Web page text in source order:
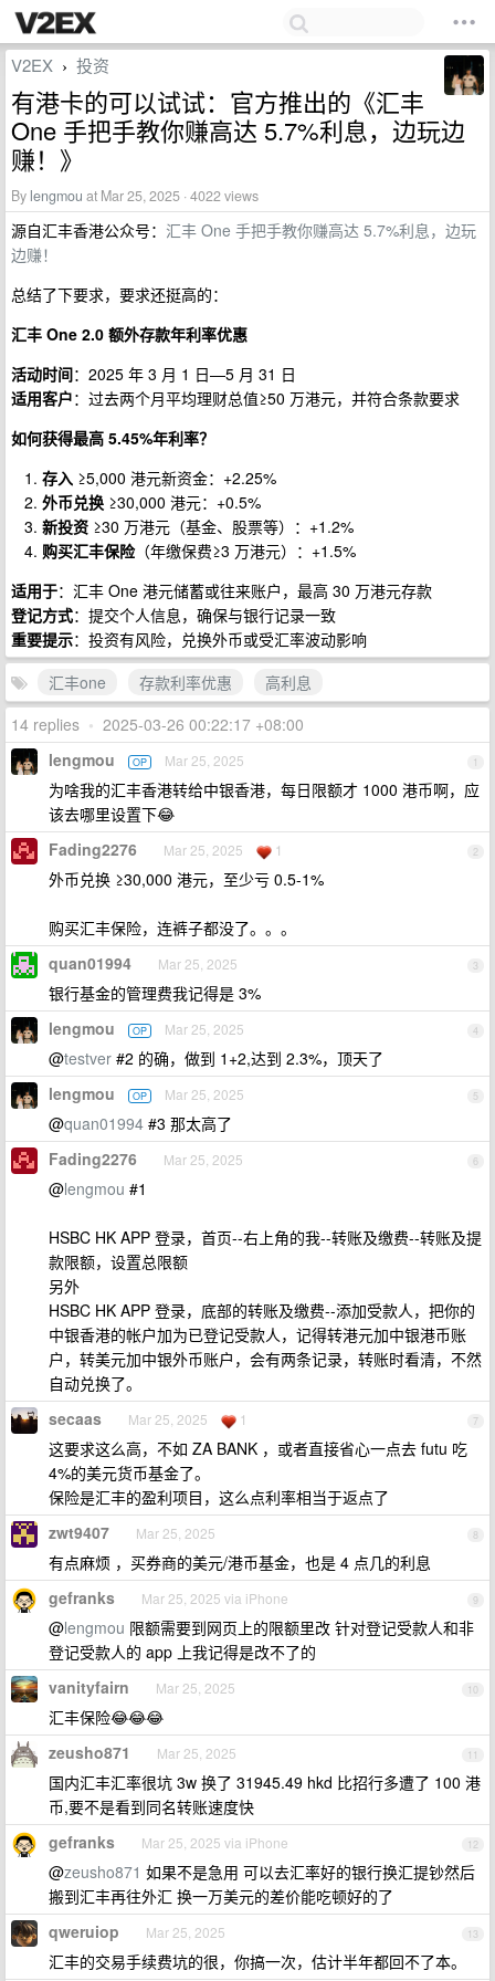
V2EX › 投资
有港卡的可以试试：官方推出的《汇丰
One 手把手教你赚高达 5.7%利息，边玩边
赚！》
By lengmou at Mar 25, 2025 · 4022 views
源自汇丰香港公众号： 汇丰 One 手把手教你赚高达 5.7%利息，边玩
边赚！
总结了下要求，要求还挺高的：
汇丰 One 2.0 额外存款年利率优惠
活动时间：2025 年 3 月 1 日—5 月 31 日
适用客户：过去两个月平均理财总值≥50 万港元，并符合条款要求
如何获得最高 5.45%年利率？
存入 ≥5,000 港元新资金：+2.25%
外币兑换 ≥30,000 港元：+0.5%
新投资 ≥30 万港元（基金、股票等）：+1.2%
购买汇丰保险（年缴保费≥3 万港元）：+1.5%
适用于：汇丰 One 港元储蓄或往来账户，最高 30 万港元存款
登记方式：提交个人信息，确保与银行记录一致
重要提示：投资有风险，兑换外币或受汇率波动影响
汇丰one
存款利率优惠
高利息
14 replies • 2025-03-26 00:22:17 +08:00
1
lengmou OP Mar 25, 2025
为啥我的汇丰香港转给中银香港，每日限额才 1000 港币啊，应
该去哪里设置下😂
2
Fading2276 Mar 25, 2025 1
外币兑换 ≥30,000 港元，至少亏 0.5-1%
购买汇丰保险，连裤子都没了。。。
3
quan01994 Mar 25, 2025
银行基金的管理费我记得是 3%
4
lengmou OP Mar 25, 2025
@testver #2 的确，做到 1+2,达到 2.3%，顶天了
5
lengmou OP Mar 25, 2025
@quan01994 #3 那太高了
6
Fading2276 Mar 25, 2025
@lengmou #1
HSBC HK APP 登录，首页--右上角的我--转账及缴费--转账及提
款限额，设置总限额
另外
HSBC HK APP 登录，底部的转账及缴费--添加受款人，把你的
中银香港的帐户加为已登记受款人，记得转港元加中银港币账
户，转美元加中银外币账户，会有两条记录，转账时看清，不然
自动兑换了。
7
secaas Mar 25, 2025 1
这要求这么高，不如 ZA BANK ，或者直接省心一点去 futu 吃
4%的美元货币基金了。
保险是汇丰的盈利项目，这么点利率相当于返点了
8
zwt9407 Mar 25, 2025
有点麻烦 ，买券商的美元/港币基金，也是 4 点几的利息
9
gefranks Mar 25, 2025 via iPhone
@lengmou 限额需要到网页上的限额里改 针对登记受款人和非
登记受款人的 app 上我记得是改不了的
10
vanityfairn Mar 25, 2025
汇丰保险😂😂😂
11
zeusho871 Mar 25, 2025
国内汇丰汇率很坑 3w 换了 31945.49 hkd 比招行多遭了 100 港
币,要不是看到同名转账速度快
12
gefranks Mar 25, 2025 via iPhone
@zeusho871 如果不是急用 可以去汇率好的银行换汇提钞然后
搬到汇丰再往外汇 换一万美元的差价能吃顿好的了
13
qweruiop Mar 25, 2025
汇丰的交易手续费坑的很，你搞一次，估计半年都回不了本。